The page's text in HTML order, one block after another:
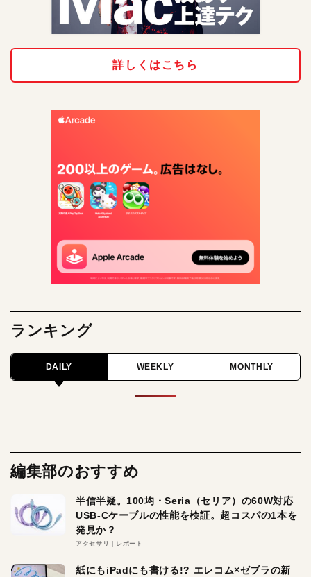
詳しくはこちら
ランキング
DAILY WEEKLY MONTHLY
編集部のおすすめ
半信半疑。100均・Seria（セリア）の60W対応
USB-Cケーブルの性能を検証。超コスパの1本を
発見か？
アクセサリ レポート
紙にもiPadにも書ける!? エレコム×ゼブラの新